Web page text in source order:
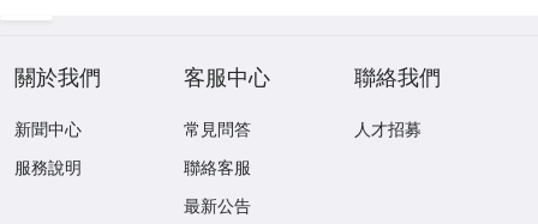
關於我們
新聞中心
服務說明
客服中心
常見問答
聯絡客服
最新公告
聯絡我們
人才招募